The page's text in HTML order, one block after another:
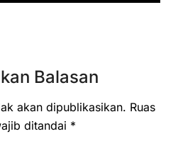
Balasan
akan dipublikasikan. Ruas
ditandai *